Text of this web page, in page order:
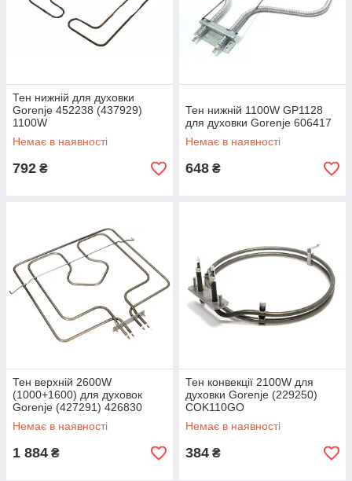
Тен нижній для духовки
Gorenje 452238 (437929)
1100W
Немає в наявності
792 ₴
Тен нижній 1100W GP1128
для духовки Gorenje 606417
Немає в наявності
648 ₴
Тен верхній 2600W
(1000+1600) для духовок
Gorenje (427291) 426830
Немає в наявності
1 884 ₴
Тен конвекції 2100W для
духовки Gorenje (229250)
COK110GO
Немає в наявності
384 ₴